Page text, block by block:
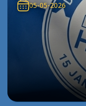
05-05-2026